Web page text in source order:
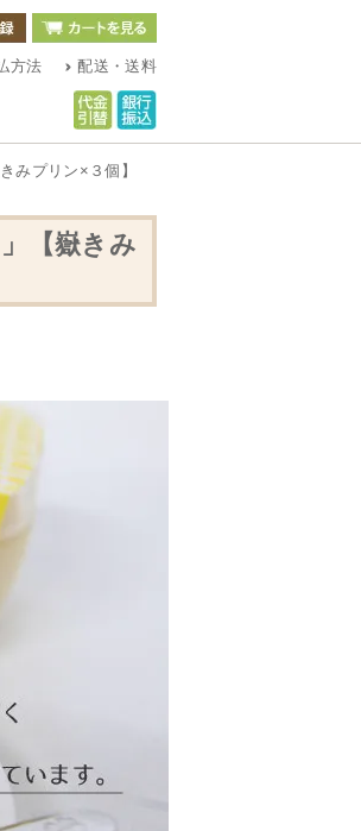
配送・送料
方法
みプリン×３個】
【嶽きみ